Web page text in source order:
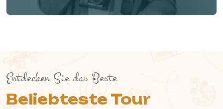
Entdecken Sie das Beste
Beliebteste Tour